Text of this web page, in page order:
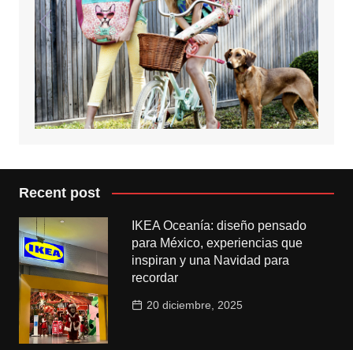
Recent post
IKEA Oceanía: diseño pensado
para México, experiencias que
inspiran y una Navidad para
recordar
20 diciembre, 2025